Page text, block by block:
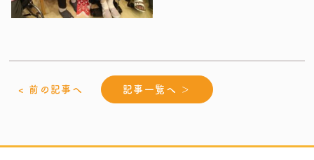
< 前の記事へ 記事一覧へ ＞